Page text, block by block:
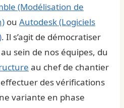
(Modélisation de
ou Autodesk (Logiciels
. Il s’agit de démocratiser
sein de nos équipes, du
au chef de chantier
des vérifications
variante en phase